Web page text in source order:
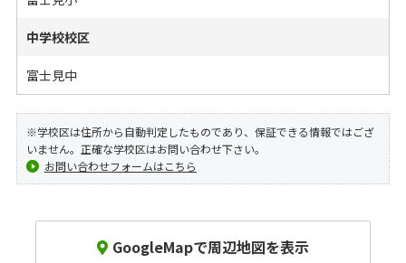
中学校校区
富士見中
※学校区は住所から自動判定したものであり、保証できる情報ではござ
いません。正確な学校区はお問い合わせ下さい。
お問い合わせフォームはこちら
GoogleMapで周辺地図を表示